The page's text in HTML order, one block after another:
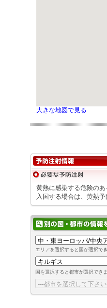
大きな地図で見る
黄熱に感染する危険の
入国する場合は、黄熱
エリアを選択すると国が選択で
国を選択すると都市が選択でき